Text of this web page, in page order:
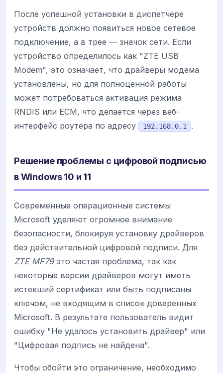
После успешной установки в диспетчере
устройств должно появиться новое сетевое
подключение, а в трее — значок сети. Если
устройство определилось как "ZTE USB
Modem", это означает, что драйверы модема
установлены, но для полноценной работы
может потребоваться активация режима
RNDIS или ECM, что делается через веб-
интерфейс роутера по адресу
192.168.0.1 .
Решение проблемы с цифровой подписью
в Windows 10 и 11
Современные операционные системы
Microsoft уделяют огромное внимание
безопасности, блокируя установку драйверов
без действительной цифровой подписи. Для
ZTE MF79это частая проблема, так как
некоторые версии драйверов могут иметь
истекший сертификат или быть подписаны
ключом, не входящим в список доверенных
Microsoft. В результате пользователь видит
ошибку "Не удалось установить драйвер" или
"Цифровая подпись не найдена".
Чтобы обойти это ограничение, необходимо